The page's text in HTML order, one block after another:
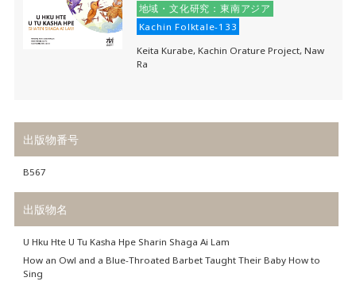
地域・文化研究：東南アジア
Kachin Folktale-133
Keita Kurabe, Kachin Orature Project, Naw
Ra
出版物番号
B567
出版物名
U Hku Hte U Tu Kasha Hpe Sharin Shaga Ai Lam
How an Owl and a Blue-Throated Barbet Taught Their Baby How to
Sing